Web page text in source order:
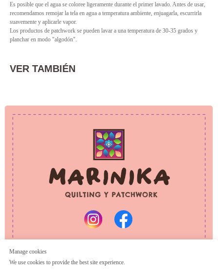
Es posible que el agua se coloree ligeramente durante el primer lavado. Antes de usar,
recomendamos remojar la tela en agua a temperatura ambiente, enjuagarla, escurrirla
suavemente y aplicarle vapor.
Los productos de patchwork se pueden lavar a una temperatura de 30-35 grados y
planchar en modo "algodón".
VER TAMBIÉN
Manage cookies
We use cookies to provide the best site experience.
REFUND POLICY
© 2025 Marinika
All rights reserved